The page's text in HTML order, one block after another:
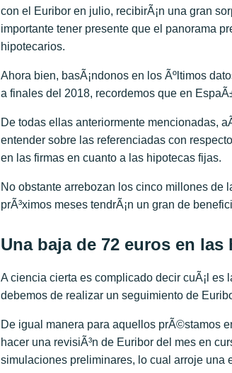
con el Euribor en julio, recibirÃ¡n una gran
importante tener presente que el panorama
hipotecarios.
Ahora bien, basÃ¡ndonos en los Ãºltimos
a finales del 2018, recordemos que en
De todas ellas anteriormente mencionadas,
entender sobre las referenciadas con
en las firmas en cuanto a las hipotecas fijas.
No obstante arrebozan los cinco millones de
prÃ³ximos meses tendrÃ¡n un gran de
Una baja de 72 euros en las
A ciencia cierta es complicado decir cuÃ¡l es
debemos de realizar un seguimiento de
De igual manera para aquellos prÃ©stamos
hacer una revisiÃ³n de Euribor del mes en
simulaciones preliminares, lo cual arroje una